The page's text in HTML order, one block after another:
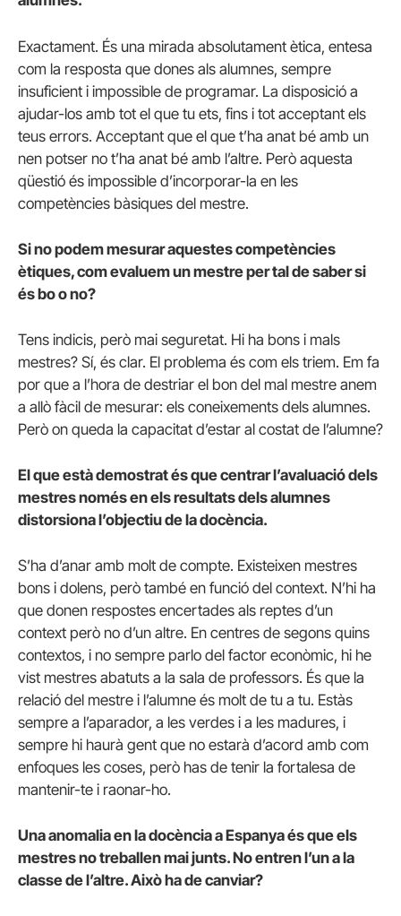
Exactament. És una mirada absolutament ètica, entesa
com la resposta que dones als alumnes, sempre
insuficient i impossible de programar. La disposició a
ajudar-los amb tot el que tu ets, fins i tot acceptant els
teus errors. Acceptant que el que t’ha anat bé amb un
nen potser no t’ha anat bé amb l’altre. Però aquesta
qüestió és impossible d’incorporar-la en les
competències bàsiques del mestre.
Si no podem mesurar aquestes competències
ètiques, com evaluem un mestre per tal de saber si
és bo o no?
Tens indicis, però mai seguretat. Hi ha bons i mals
mestres? Sí, és clar. El problema és com els triem. Em fa
por que a l’hora de destriar el bon del mal mestre anem
a allò fàcil de mesurar: els coneixements dels alumnes.
Però on queda la capacitat d’estar al costat de l’alumne?
El que està demostrat és que centrar l’avaluació dels
mestres només en els resultats dels alumnes
distorsiona l’objectiu de la docència.
S’ha d’anar amb molt de compte. Existeixen mestres
bons i dolens, però també en funció del context. N’hi ha
que donen respostes encertades als reptes d’un
context però no d’un altre. En centres de segons quins
contextos, i no sempre parlo del factor econòmic, hi he
vist mestres abatuts a la sala de professors. És que la
relació del mestre i l’alumne és molt de tu a tu. Estàs
sempre a l’aparador, a les verdes i a les madures, i
sempre hi haurà gent que no estarà d’acord amb com
enfoques les coses, però has de tenir la fortalesa de
mantenir-te i raonar-ho.
Una anomalia en la docència a Espanya és que els
mestres no treballen mai junts. No entren l’un a la
classe de l’altre. Això ha de canviar?